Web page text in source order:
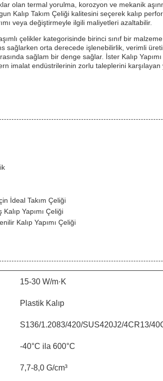
olan termal yorulma, korozyon ve mekanik
Kalıp Takım Çeliği kalitesini seçerek kalıp
veya değiştirmeyle ilgili maliyetleri azaltabilir.
çelikler kategorisinde birinci sınıf bir
sağlarken orta derecede işlenebilirlik, verimli
sağlam bir denge sağlar. İster Kalıp
imalat endüstrilerinin zorlu taleplerini karşılayan
İdeal Takım Çeliği
Yapımı Çeliği
Kalıp Yapımı Çeliği
15-30 W/m·K
Plastik Kalıp
S136/1.2083/420/SUS420J2/4CR13/
-40°C ila 600°C
7,7-8,0 G/cm³